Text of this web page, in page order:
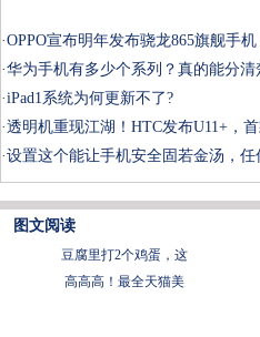
·OPPO宣布明年发布骁龙865旗舰手
·华为手机有多少个系列？真的能分清
·iPad1系统为何更新不了?
·透明机重现江湖！HTC发布U11+，
·设置这个能让手机安全固若金汤，
图文阅读
豆腐里打2个鸡蛋，这
​高高高！最全天猫美